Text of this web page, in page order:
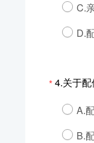
C.
D.
*4.关于
A.
B.